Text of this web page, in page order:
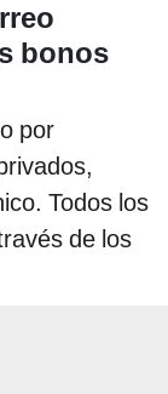
bonos
por
Todos los
de los